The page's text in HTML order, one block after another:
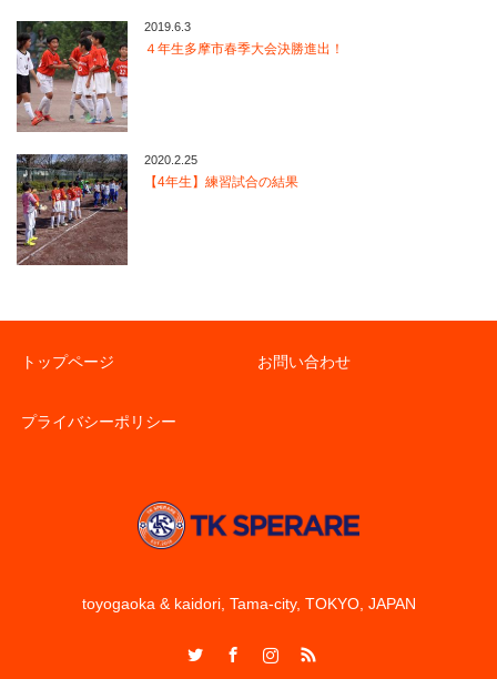
2019.6.3
４年生多摩市春季大会決勝進出！
2020.2.25
【4年生】練習試合の結果
トップページ お問い合わせ
プライバシーポリシー
toyogaoka & kaidori, Tama-city, TOKYO, JAPAN